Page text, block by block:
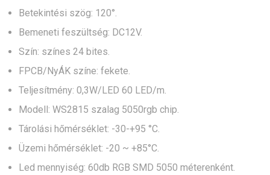
Betekintési szög: 120°.
Bemeneti feszültség: DC12V.
Szín: színes 24 bites.
FPCB/NyÁK színe: fekete.
Teljesítmény: 0,3W/LED 60 LED/m.
Modell: WS2815 szalag 5050rgb chip.
Tárolási hőmérséklet: -30-+95 °C.
Üzemi hőmérséklet: -20 ~ +85°C.
Led mennyiség: 60db RGB SMD 5050 méterenként.